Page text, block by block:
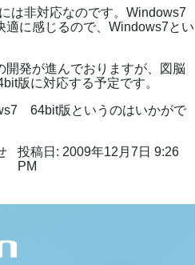
は非対応なのです。Windows7
適に感じるので、Windows7とい
開発が進んでおりますが、図脳
版に対応する予定です。
64bit版というのはいかがで
投稿日: 2009年12月7日 9:26
PM